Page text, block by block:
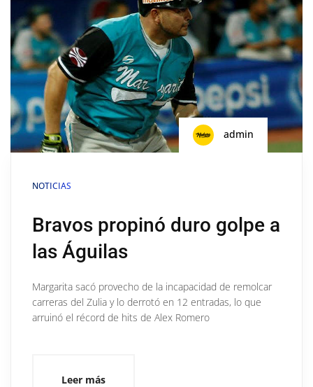
admin
NOTICIAS
Bravos propinó duro golpe a
las Águilas
Margarita sacó provecho de la incapacidad de remolcar
carreras del Zulia y lo derrotó en 12 entradas, lo que
arruinó el récord de hits de Alex Romero
Leer más